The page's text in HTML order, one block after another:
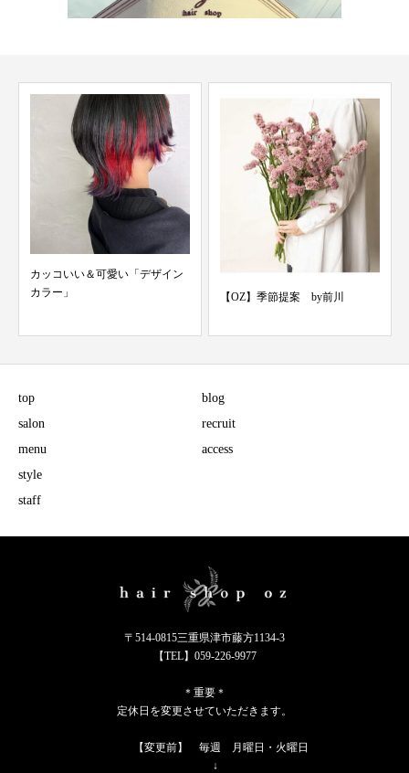
カッコいい＆可愛い「デザイン
カラー」
【OZ】季節提案 by前川
top
salon
menu
style
staff
blog
recruit
access
〒514-0815三重県津市藤方1134-3
【TEL】059-226-9977
＊重要＊
定休日を変更させていただきます。
【変更前】 毎週 月曜日・火曜日
↓